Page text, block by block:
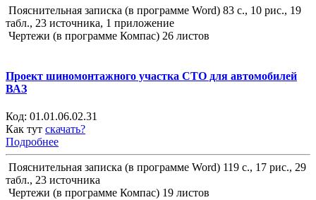
Пояснительная записка (в программе Word) 83 с., 10 рис., 19
табл., 23 источника, 1 приложение
Чертежи (в программе Компас) 26 листов
Проект шиномонтажного участка СТО для автомобилей
ВАЗ
Код: 01.01.06.02.31
Как тут скачать?
Подробнее
Пояснительная записка (в программе Word) 119 с., 17 рис., 29
табл., 23 источника
Чертежи (в программе Компас) 19 листов